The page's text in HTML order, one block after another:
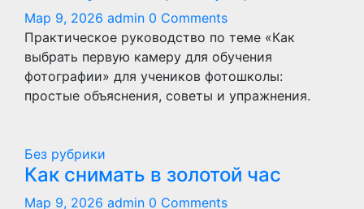
Мар 9, 2026 admin 0 Comments
Практическое руководство по теме «Как
выбрать первую камеру для обучения
фотографии» для учеников фотошколы:
простые объяснения, советы и упражнения.
Без рубрики
Как снимать в золотой час
Мар 9, 2026 admin 0 Comments